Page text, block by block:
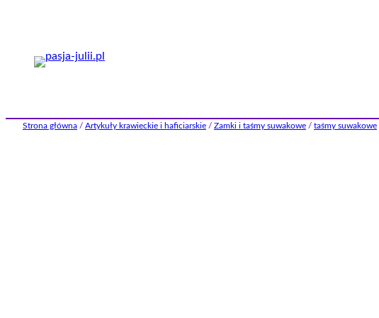
Strona główna / Artykuły krawieckie i haficiarskie / Zamki i taśmy suwakowe / taśmy suwakowe